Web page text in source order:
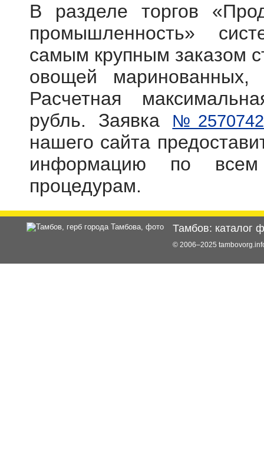
В разделе торгов
промышленность»
самым крупным заказом
овощей маринованных,
Расчетная
рубль. Заявка
нашего сайта
информацию по всем
процедурам.
Тамбов: каталог
© 2006–2025